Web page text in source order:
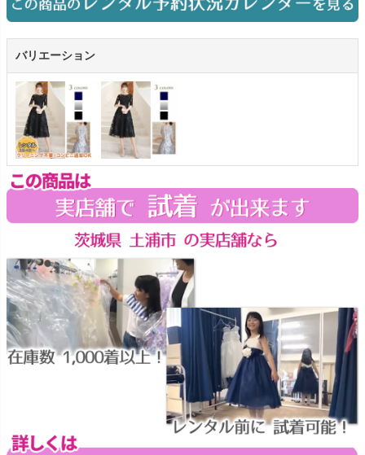
写真スタジオ APS
Angel's Photo Studio
対応 七五三・発表会・記念撮影
予約 Web または お電話
特典 ヘアメイク・着付け
スタジオを予約 →
バリエーション